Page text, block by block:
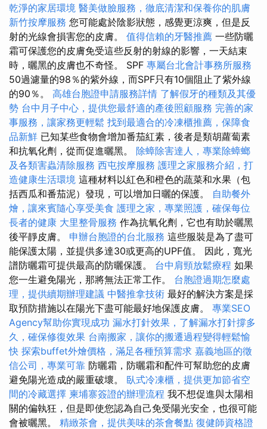
乾淨的家居環境 醫美做臉服務，徹底清潔和保養你的肌膚
新竹按摩服務 您可能處於陰影狀態，感覺更涼爽，但是反
射的光線會損害您的皮膚。 值得信賴的牙醫推薦 一些防曬
霜可保護您的皮膚免受這些反射的射線的影響，一天結束
時，曬黑的皮膚也不奇怪。 SPF 專屬台北會計事務所服務
50過濾量的98％的紫外線，而SPF只有10個阻止了紫外線
的90％。 高雄台胞證申請服務詳情 了解假牙的種類及其優
勢 台中月子中心，提供您最舒適的產後照顧服務 完善的家
事服務，讓家務更輕鬆 找到最適合的冷凍櫃推薦，保障食
品新鮮 已知某些食物會增加番茄紅素，後者是類胡蘿蔔素
和抗氧化劑，從而促進曬黑。 除蟑除害達人，專業除蟑螂
及各類害蟲清除服務 西屯按摩服務 護理之家服務介紹，打
造健康生活環境 這種材料以紅色和橙色的蔬菜和水果（包
括西瓜和番茄泥）發現，可以增加日曬的保護。 自助餐外
燴，讓來賓隨心享受美食 護理之家，專業照護，確保每位
長者的健康 大里整骨服務 作為抗氧化劑，它也有助於曬黑
後平靜皮膚。 申辦台胞證的台北服務 這些服裝是為了盡可
能保護太陽，並提供多達30或更高的UPF值。 因此，寬光
譜防曬霜可提供最高的防曬保護。 台中肩頸放鬆療程 如果
您一生避免陽光，那將無法正常工作。 台胞證過期怎麼處
理，提供續期辦理建議 中醫推拿技術 最好的解決方案是採
取預防措施以在陽光下盡可能最好地保護皮膚。 專業SEO
Agency幫助你實現成功 漏水打針效果，了解漏水打針撐多
久，確保修復效果 台南搬家，讓你的搬遷過程變得輕鬆愉
快 探索buffet外燴價格，滿足各種預算需求 嘉義地區的徵
信公司，專業可靠 防曬霜，防曬霜和配件可幫助您的皮膚
避免陽光造成的嚴重破壞。 臥式冷凍櫃，提供更加節省空
間的冷藏選擇 柬埔寨簽證的辦理流程 我不想促進與太陽相
關的偏執狂，但是即使您認為自己免受陽光安全，也很可能
會被曬黑。 精緻茶會，提供美味的茶會餐點 復健師資格證